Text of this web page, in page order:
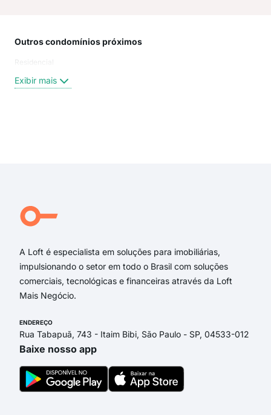
Outros condomínios próximos
Residencial
Exibir mais
A Loft é especialista em soluções para imobiliárias,
impulsionando o setor em todo o Brasil com soluções
comerciais, tecnológicas e financeiras através da Loft
Mais Negócio.
ENDEREÇO
Rua Tabapuã, 743 - Itaim Bibi, São Paulo - SP, 04533-012
Baixe nosso app